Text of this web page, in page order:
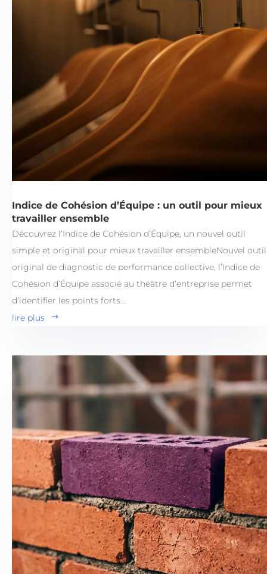
Indice de Cohésion d’Équipe : un outil pour mieux
travailler ensemble
Découvrez l’Indice de Cohésion d’Équipe, un nouvel outil
simple et original pour mieux travailler ensembleNouvel outil
original de diagnostic de performance collective, l’Indice de
Cohésion d’Équipe associé au théâtre d’entreprise permet
d’identifier les points forts...
lire plus